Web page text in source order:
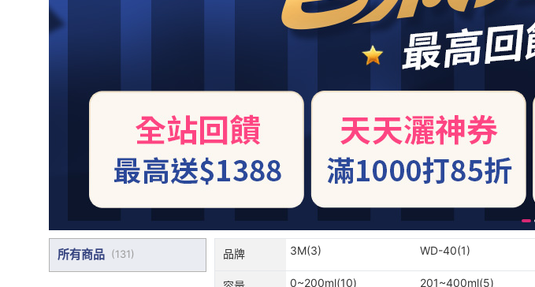
所有商品 (131) 品牌 3M(3) WD-40(1)
0~200ml(10) 201~400ml(5)